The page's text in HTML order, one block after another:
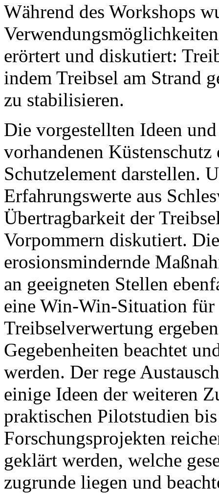
Während des Workshops
erörtert und diskutiert:
indem Treibsel am Strand
zu stabilisieren.
Die vorgestellten Ideen
vorhandenen Küstenschutz
Schutzelement darstellen.
Erfahrungswerte aus
Übertragbarkeit der
Vorpommern diskutiert.
erosionsmindernde
an geeigneten Stellen
eine Win-Win-Situation für
Treibselverwertung
Gegebenheiten beachtet
werden. Der rege
einige Ideen der weiteren
praktischen Pilotstudien
Forschungsprojekten
geklärt werden, welche
zugrunde liegen und